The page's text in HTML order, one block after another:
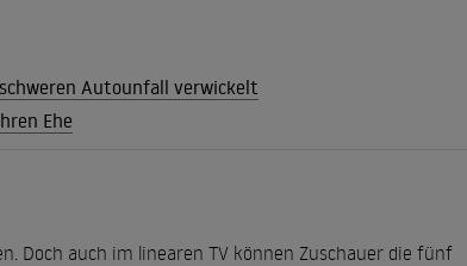
Autounfall verwickelt
Ehe
Doch auch im linearen TV können Zuschauer die fünf